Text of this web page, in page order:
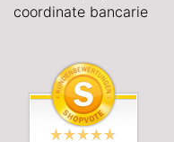
coordinate bancarie